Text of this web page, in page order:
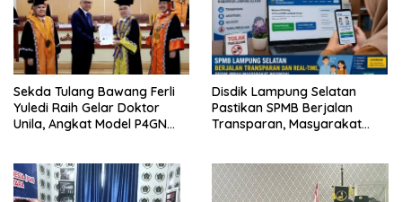
Sekda Tulang Bawang Ferli
Yuledi Raih Gelar Doktor
Unila, Angkat Model P4GN
Disdik Lampung Selatan
Pastikan SPMB Berjalan
Transparan, Masyarakat